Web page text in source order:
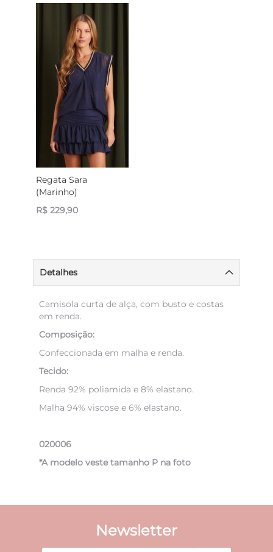
Regata Sara
(Marinho)
R$ 229,90
Detalhes
Camisola curta de alça, com busto e costas
em renda.
Composição:
Confeccionada em malha e renda.
Tecido:
Renda 92% poliamida e 8% elastano.
Malha 94% viscose e 6% elastano.
020006
*A modelo veste tamanho P na foto
Newsletter